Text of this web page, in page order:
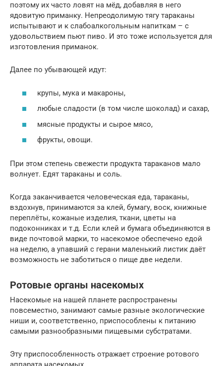
поэтому их часто ловят на мёд, добавляя в него
ядовитую приманку. Непреодолимую тягу тараканы
испытывают и к слабоалкогольным напиткам – с
удовольствием пьют пиво. И это тоже используется для
изготовления приманок.
Далее по убывающей идут:
крупы, мука и макароны,
любые сладости (в том числе шоколад) и сахар,
мясные продукты и сырое мясо,
фрукты, овощи.
При этом степень свежести продукта тараканов мало
волнует. Едят тараканы и соль.
Когда заканчивается человеческая еда, тараканы,
вздохнув, принимаются за клей, бумагу, воск, книжные
переплёты, кожаные изделия, ткани, цветы на
подоконниках и т.д. Если клей и бумага объединяются в
виде почтовой марки, то насекомое обеспечено едой
на неделю, а упавший с герани маленький листик даёт
возможность не заботиться о пище две недели.
Ротовые органы насекомых
Насекомые на нашей планете распространены
повсеместно, занимают самые разные экологические
ниши и, соответственно, приспособлены к питанию
самыми разнообразными пищевыми субстратами.
Эту приспособленность отражает строение ротового